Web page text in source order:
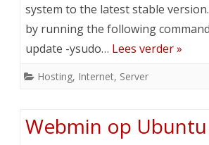
system to the latest stable
by running the following
update -ysudo… Lees verder »
Hosting, Internet, Server
Webmin op